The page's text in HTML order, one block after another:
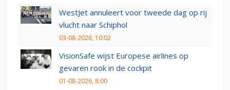
WestJet annuleert voor tweede dag op rij
vlucht naar Schiphol
03-08-2026, 10:02
VisionSafe wijst Europese airlines op
gevaren rook in de cockpit
01-08-2026, 8:00